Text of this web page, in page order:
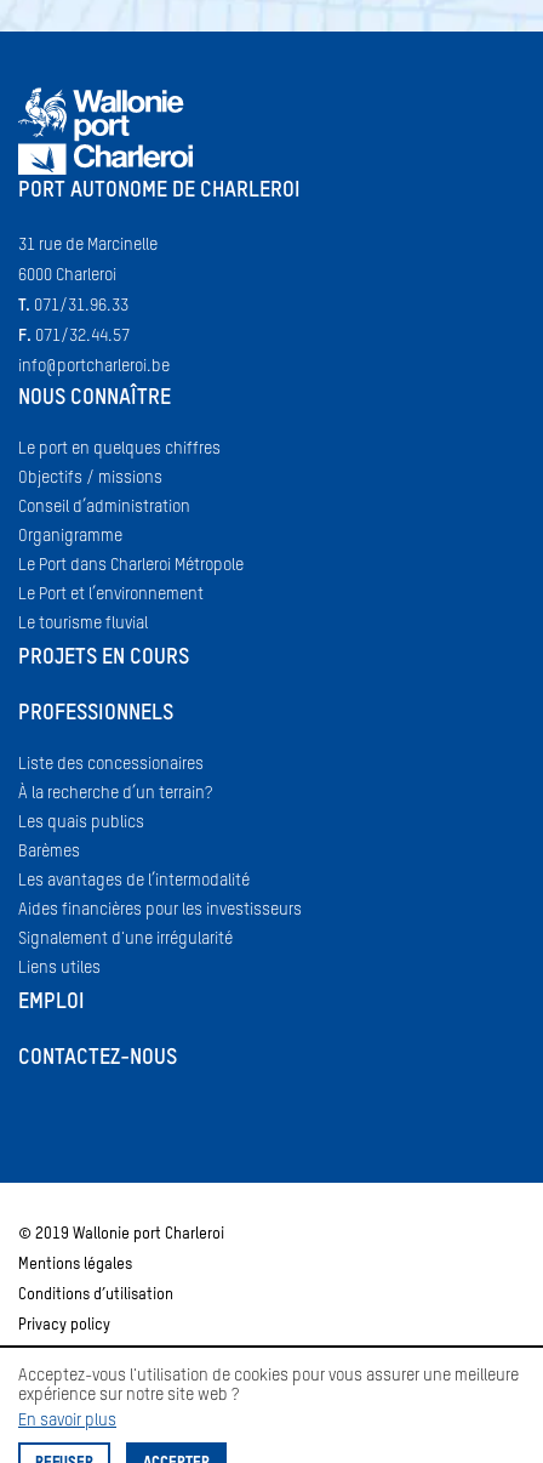
Acceptez-vous l'utilisation de cookies pour vous assurer une meilleure
expérience sur notre site web ?
En savoir plus
PORT AUTONOME DE CHARLEROI
31 rue de Marcinelle
6000 Charleroi
T. 071/31.96.33
F. 071/32.44.57
info@portcharleroi.be
NOUS CONNAÎTRE
Le port en quelques chiffres
Objectifs / missions
Conseil d’administration
Organigramme
Le Port dans Charleroi Métropole
Le Port et l’environnement
Le tourisme fluvial
PROJETS EN COURS
PROFESSIONNELS
Liste des concessionaires
À la recherche d’un terrain?
Les quais publics
Barèmes
Les avantages de l’intermodalité
Aides financières pour les investisseurs
Signalement d'une irrégularité
Liens utiles
EMPLOI
CONTACTEZ-NOUS
© 2019 Wallonie port Charleroi
Mentions légales
Conditions d’utilisation
Privacy policy